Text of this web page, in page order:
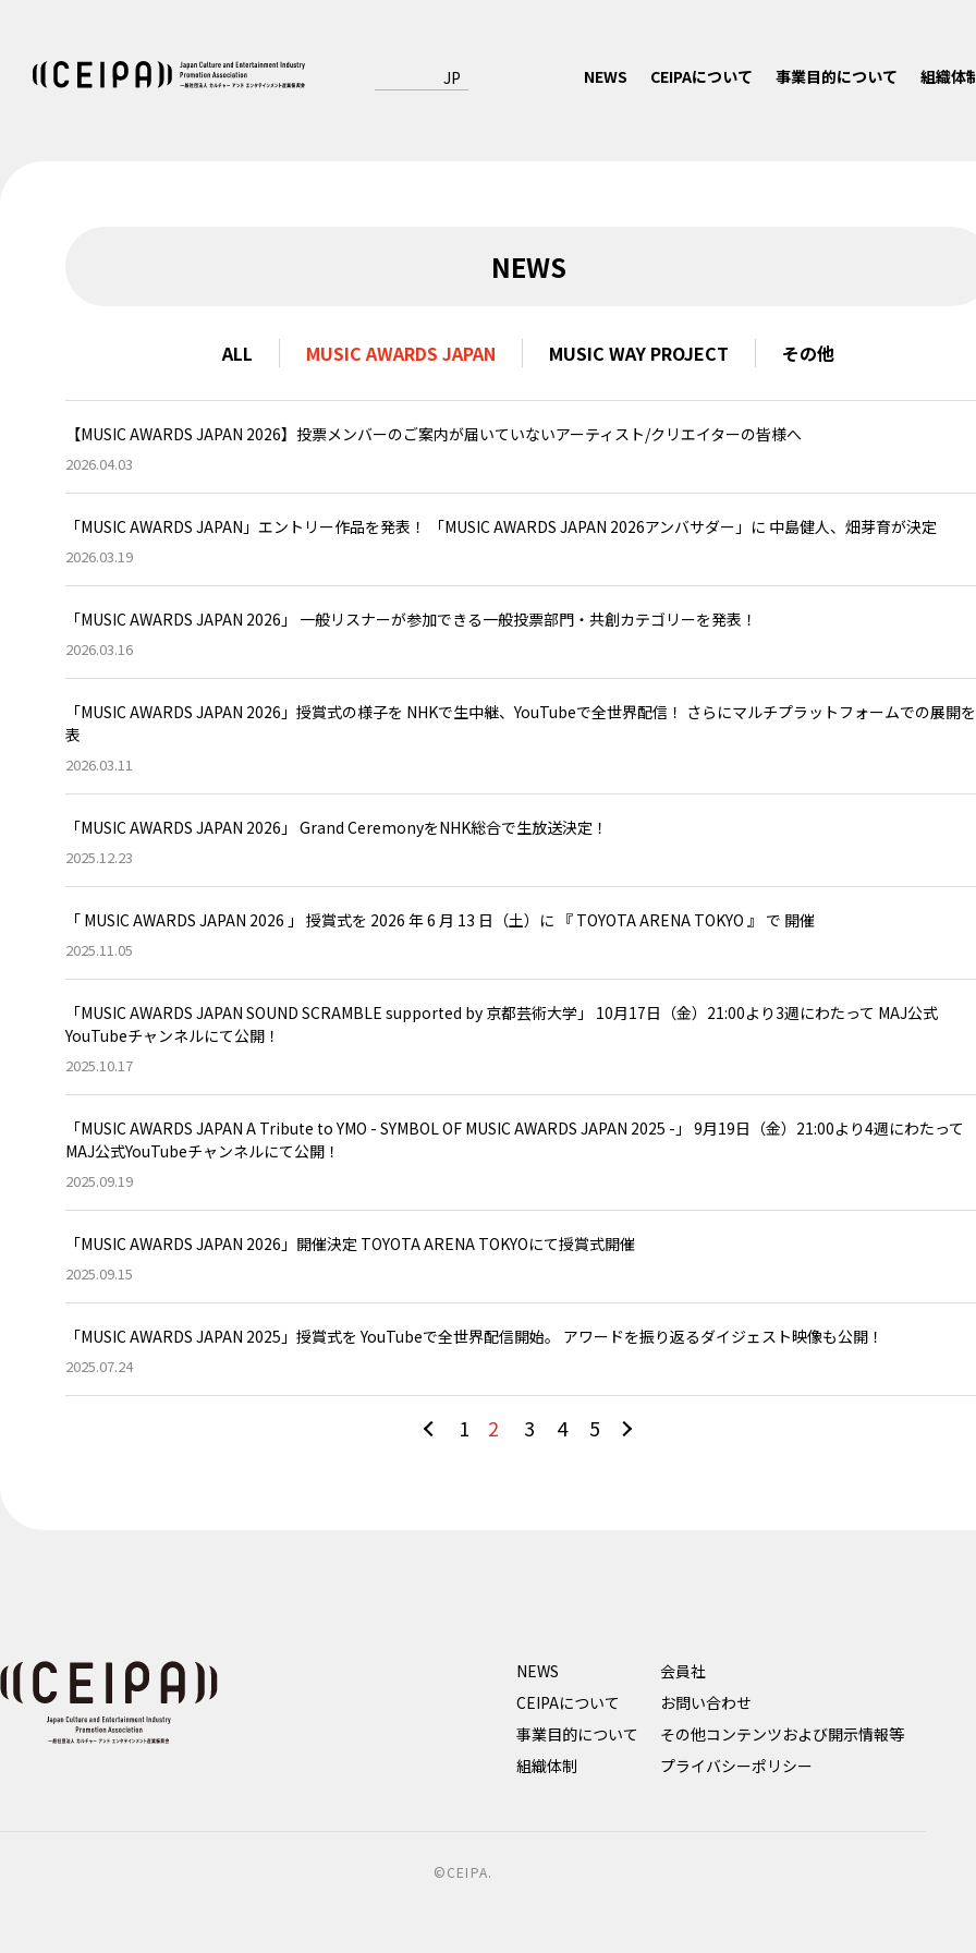
JP NEWS CEIPAについて 事業目的について 組織体
NEWS
ALL MUSIC AWARDS JAPAN MUSIC WAY PROJECT その他
【MUSIC AWARDS JAPAN 2026】投票メンバーのご案内が届いていないアーティスト/クリエイターの皆様へ
2026.04.03
「MUSIC AWARDS JAPAN」エントリー作品を発表！ 「MUSIC AWARDS JAPAN 2026アンバサダー」に 中島健人、畑芽育が決定
2026.03.19
「MUSIC AWARDS JAPAN 2026」 一般リスナーが参加できる一般投票部門・共創カテゴリーを発表！
2026.03.16
「MUSIC AWARDS JAPAN 2026」授賞式の様子を NHKで生中継、YouTubeで全世界配信！ さらにマルチプラットフォームでの展開
表
2026.03.11
「MUSIC AWARDS JAPAN 2026」 Grand CeremonyをNHK総合で生放送決定！
2025.12.23
「 MUSIC AWARDS JAPAN 2026 」 授賞式を 2026 年 6 月 13 日（土）に 『 TOYOTA ARENA TOKYO 』 で 開催
2025.11.05
「MUSIC AWARDS JAPAN SOUND SCRAMBLE supported by 京都芸術大学」 10月17日（金）21:00より3週にわたって MAJ公式
YouTubeチャンネルにて公開！
2025.10.17
「MUSIC AWARDS JAPAN A Tribute to YMO - SYMBOL OF MUSIC AWARDS JAPAN 2025 -」 9月19日（金）21:00より4週にわたって
MAJ公式YouTubeチャンネルにて公開！
2025.09.19
「MUSIC AWARDS JAPAN 2026」開催決定 TOYOTA ARENA TOKYOにて授賞式開催
2025.09.15
「MUSIC AWARDS JAPAN 2025」授賞式を YouTubeで全世界配信開始。 アワードを振り返るダイジェスト映像も公開！
2025.07.24
1 2 3 4 5
NEWS
CEIPAについて
事業目的について
組織体制
会員社
お問い合わせ
その他コンテンツおよび開示情報等
プライバシーポリシー
©CEIPA.